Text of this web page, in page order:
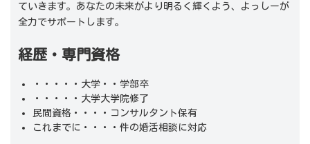
ていきます。あなたの未来がより明るく輝くよう、よっしーが
全力でサポートします。
経歴・専門資格
・・・・・大学・・学部卒
・・・・・大学大学院修了
民間資格・・・・コンサルタント保有
これまでに・・・・件の婚活相談に対応